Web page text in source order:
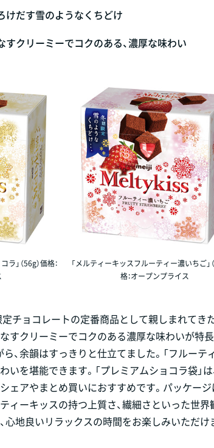
けだす雪のようなくちどけ
すクリーミーでコクのある、濃厚な味わい
」（56g）価格：
「メルティーキッスフルーティー濃いちご」
格：オープンプライス
チョコレートの定番商品として親しまれてき
すクリーミーでコクのある濃厚な味わいが特長
、余韻はすっきりと仕立てました。「フルーテ
いを堪能できます。「プレミアムショコラ袋
ェアやまとめ買いにおすすめです。パッケー
ィーキッスの持つ上質さ、繊細さといった世
心地良いリラックスの時間をお楽しみいただけ